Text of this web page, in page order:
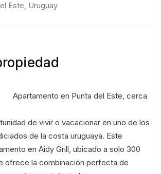
Este, Uruguay
                                    Apartamento en Punta del Este, cerca
de vivir o vacacionar en uno de los
de la costa uruguaya. Este
en Aidy Grill, ubicado a solo 300
ofrece la combinación perfecta de